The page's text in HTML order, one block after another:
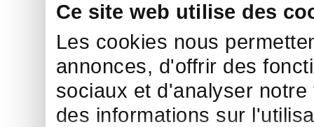
Ce site web utilise des
Les cookies nous
annonces, d'offrir des
sociaux et d'analyser
des informations sur